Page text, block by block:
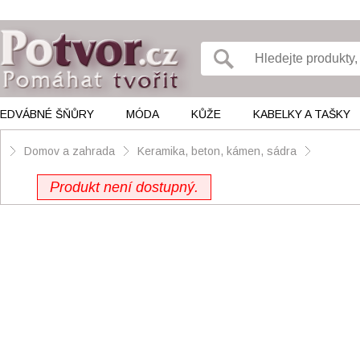
ŠŇŮRY MÓDA KŮŽE KABELKY A TAŠKY
Domov a zahrada Keramika, beton, kámen, sádra
Produkt není dostupný.